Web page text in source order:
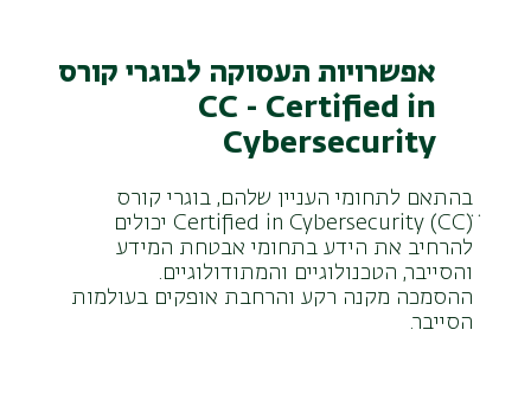
אפשרויות תעסוקה לבוגרי קורס
CC - Certified in
Cybersecurity
בהתאם לתחומי העניין שלהם, בוגרי קורס
ׁ(Certified in Cybersecurity (CCׂ יכולים
להרחיב את הידע בתחומי אבטחת המידע
והסייבר, הטכנולוגיים והמתודולוגיים.
ההסמכה מקנה רקע והרחבת אופקים בעולמות
הסייבר.